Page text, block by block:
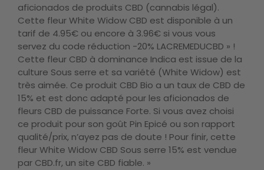
aficionados de produits CBD (cannabis légal).
Cette fleur White Widow CBD est disponible à un
tarif de 4.95€ ou encore à 3.96€ si vous vous
servez du code réduction -20% LACREMEDUCBD » !
Cette fleur CBD à dominance Indica est issue de la
culture Sous serre et sa variété (White Widow) est
très aimée. Ce produit CBD Bio a un taux de CBD de
15% et est donc adapté pour les aficionados de
fleurs CBD de puissance Forte. Si vous avez choisi
ce produit pour son goût Pin Epicé ou son rapport
qualité/prix, n’ayez pas de doute ! Pour finir, cette
fleur White Widow CBD Sous serre 15% est vendue
par CBD.fr, un site CBD fiable. »